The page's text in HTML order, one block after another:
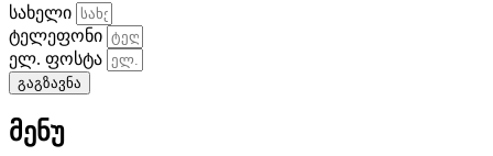
სახელი
ტელეფონი
ელ. ფოსტა
გაგზავნა
მენუ